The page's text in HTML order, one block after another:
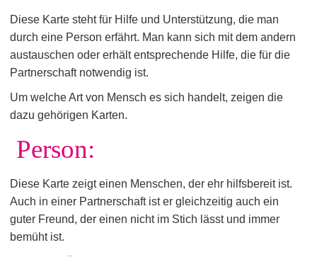
Diese Karte steht für Hilfe und Unterstützung, die man
durch eine Person erfährt. Man kann sich mit dem andern
austauschen oder erhält entsprechende Hilfe, die für die
Partnerschaft notwendig ist.
Um welche Art von Mensch es sich handelt, zeigen die
dazu gehörigen Karten.
Person:
Diese Karte zeigt einen Menschen, der ehr hilfsbereit ist.
Auch in einer Partnerschaft ist er gleichzeitig auch ein
guter Freund, der einen nicht im Stich lässt und immer
bemüht ist.